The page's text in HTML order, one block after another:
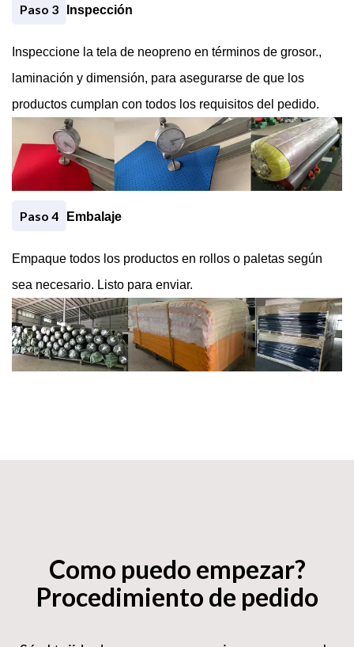
Paso 3 Inspección
Inspeccione la tela de neopreno en términos de grosor.,
laminación y dimensión, para asegurarse de que los
productos cumplan con todos los requisitos del pedido.
Paso 4 Embalaje
Empaque todos los productos en rollos o paletas según
sea necesario. Listo para enviar.
Como puedo empezar?
Procedimiento de pedido